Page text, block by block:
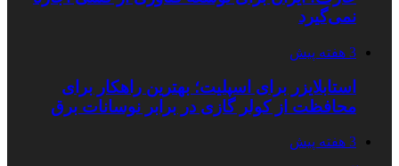
نمی‌گیرد
3 هفته پیش
استابلایزر برای اسپلیت؛ بهترین راهکار برای
محافظت از کولر گازی در برابر نوسانات برق
3 هفته پیش